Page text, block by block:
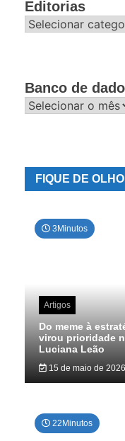
Editorias
Editorias
Banco de
Banco
FIQUE DE OLHO
3Minutos
Artigos
Do meme à
virou prioridade
Luciana Leão
15 de maio de 2026
22Minutos